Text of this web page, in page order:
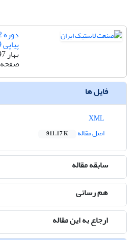
پیاپی 89
بهار 1397
صفحه
فایل ها
اصل مقاله
911.17 K
سابقه مقاله
هم رسانی
ارجاع به این مقاله